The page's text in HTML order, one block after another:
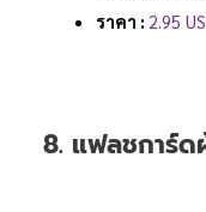
ราคา : 2.95
8. แฟลชการ์ด